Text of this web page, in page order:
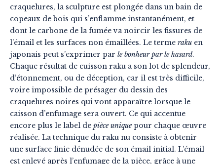
craquelures, la sculpture est plongée dans un bain de
copeaux de bois qui s’enflamme instantanément, et
dont le carbone de la fumée va noircir les fissures de
l’émail et les surfaces non émaillées. Le terme raku en
japonais peut s’exprimer par le bonheur par le hasard.
Chaque résultat de cuisson raku a son lot de splendeur,
d’étonnement, ou de déception, car il est très difficile,
voire impossible de présager du dessin des
craquelures noires qui vont apparaître lorsque le
caisson d’enfumage sera ouvert. Ce qui accentue
encore plus le label de pièce uniquepour chaque œuvre
réalisée. La technique du raku nu consiste à obtenir
une surface finie dénudée de son émail initial. L’émail
est enlevé après l’enfumage de la pièce, grâce à une